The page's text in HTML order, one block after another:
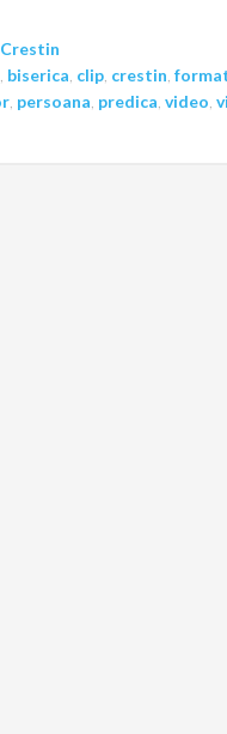
biserica clip crestin
persoana predica video